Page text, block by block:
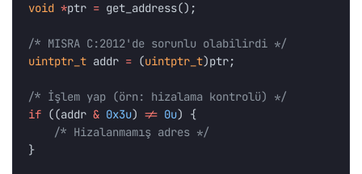
void *ptr = get_address();
/* MISRA C:2012'de sorunlu olabilirdi */
uintptr_t addr = (uintptr_t)ptr;
/* İşlem yap (örn: hizalama kontrolü) */
if ((addr & 0x3u) != 0u)
{
/* Hizalanmamış adres */
}